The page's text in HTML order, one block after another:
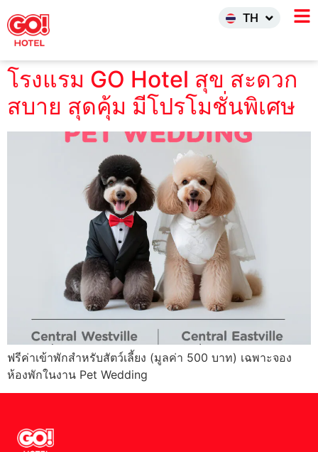
TH
INDO
โรงแรม GO Hotel สุข สะดวก
สบาย สุดคุ้ม มีโปรโมชั่นพิเศษ
ฟรีค่าเข้าพักสำหรับสัตว์เลี้ยง (มูลค่า 500 บาท) เฉพาะจอง
ห้องพักในงาน Pet Wedding